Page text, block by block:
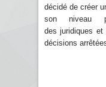
décidé de créer
son niveau
des juridiques et
décisions